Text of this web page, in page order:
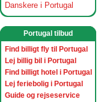
Danskere i Portugal
Portugal tilbud
Find billigt fly til Portugal
Lej billig bil i Portugal
Find billigt hotel i Portugal
Lej feriebolig i Portugal
Guide og rejseservice